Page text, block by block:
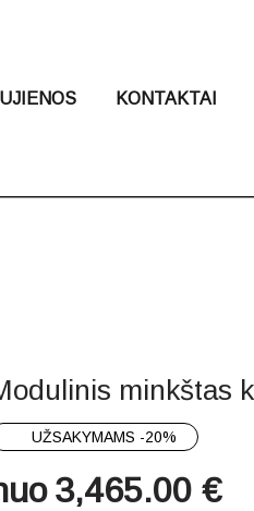
KONTAKTAI
minkštas
UŽSAKYMAMS -20%
3,465.00 €